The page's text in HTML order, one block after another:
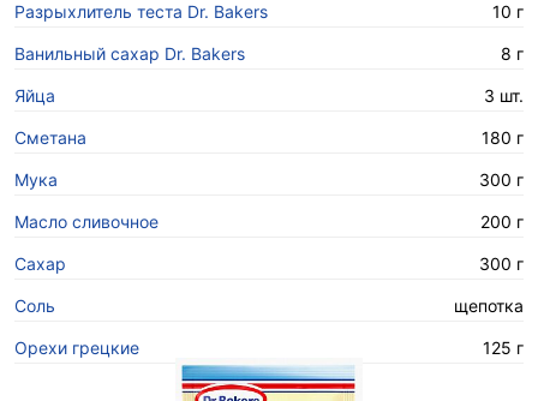
Разрыхлитель теста Dr. Bakers 10 г
Ванильный сахар Dr. Bakers 8 г
Яйца 3 шт.
Сметана 180 г
Мука 300 г
Масло сливочное 200 г
Сахар 300 г
Соль щепотка
Орехи грецкие 125 г